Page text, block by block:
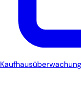
Kaufhausüberwachung